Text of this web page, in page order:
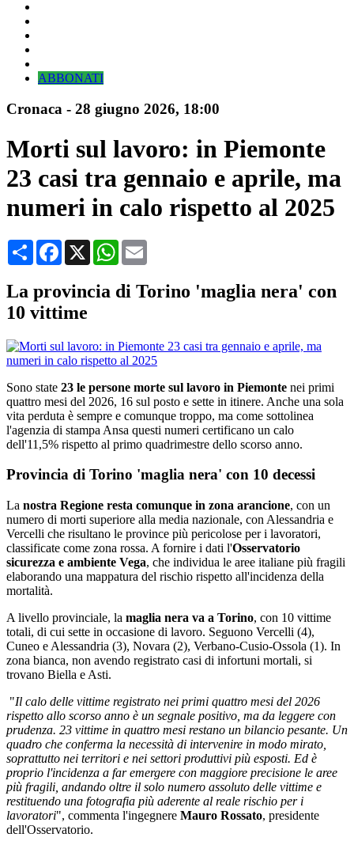
ABBONATI
Cronaca - 28 giugno 2026, 18:00
Morti sul lavoro: in Piemonte
23 casi tra gennaio e aprile, ma
numeri in calo rispetto al 2025
CondividiFacebook
X WhatsApp
La provincia di Torino 'maglia nera' con
10 vittime
Sono state 23 le persone morte sul lavoro in Piemonte nei primi
quattro mesi del 2026, 16 sul posto e sette in itinere. Anche una sola
vita perduta è sempre e comunque troppo, ma come sottolinea
l'agenzia di stampa Ansa questi numeri certificano un calo
dell'11,5% rispetto al primo quadrimestre dello scorso anno.
Provincia di Torino 'maglia nera' con 10 decessi
La nostra Regione resta comunque in zona arancione, con un
numero di morti superiore alla media nazionale, con Alessandria e
Vercelli che risultano le province più pericolose per i lavoratori,
classificate come zona rossa. A fornire i dati l'Osservatorio
sicurezza e ambiente Vega, che individua le aree italiane più fragili
elaborando una mappatura del rischio rispetto all'incidenza della
mortalità.
A livello provinciale, la maglia nera va a Torino, con 10 vittime
totali, di cui sette in occasione di lavoro. Seguono Vercelli (4),
Cuneo e Alessandria (3), Novara (2), Verbano-Cusio-Ossola (1). In
zona bianca, non avendo registrato casi di infortuni mortali, si
trovano Biella e Asti.
"Il calo delle vittime registrato nei primi quattro mesi del 2026
rispetto allo scorso anno è un segnale positivo, ma da leggere con
prudenza. 23 vittime in quattro mesi restano un bilancio pesante. Un
quadro che conferma la necessità di intervenire in modo mirato,
soprattutto nei territori e nei settori produttivi più esposti. Ed è
proprio l'incidenza a far emergere con maggiore precisione le aree
più fragili, andando oltre il solo numero assoluto delle vittime e
restituendo una fotografia più aderente al reale rischio per i
lavoratori", commenta l'ingegnere Mauro Rossato, presidente
dell'Osservatorio.